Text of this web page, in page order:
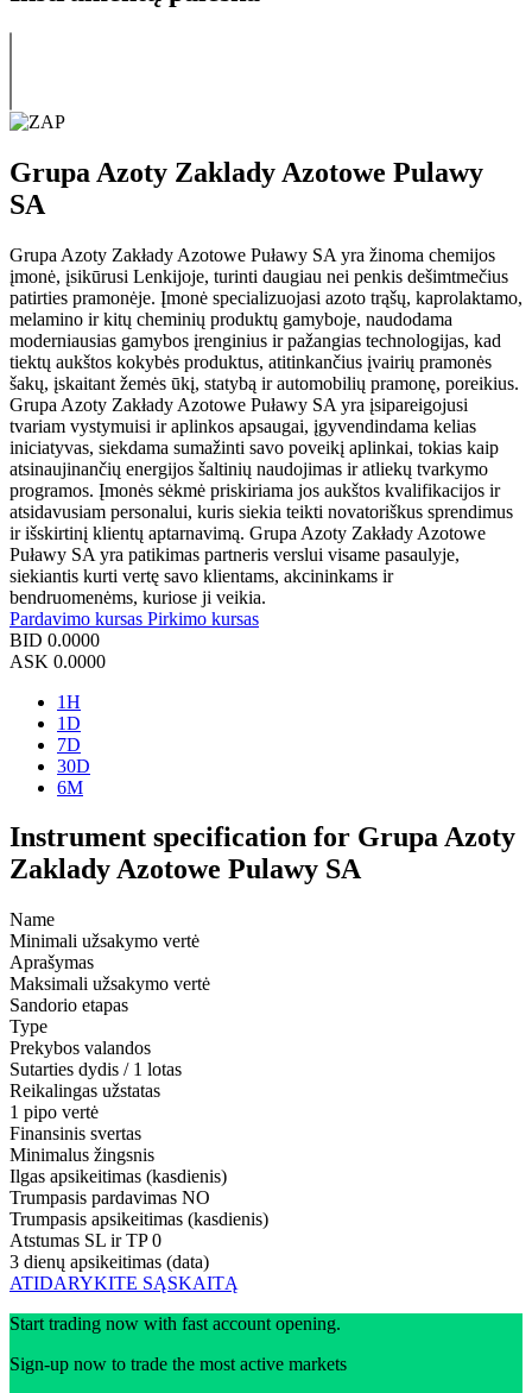
Grupa Azoty Zaklady Azotowe Pulawy
SA
Grupa Azoty Zakłady Azotowe Puławy SA yra žinoma chemijos
įmonė, įsikūrusi Lenkijoje, turinti daugiau nei penkis dešimtmečius
patirties pramonėje. Įmonė specializuojasi azoto trąšų, kaprolaktamo,
melamino ir kitų cheminių produktų gamyboje, naudodama
moderniausias gamybos įrenginius ir pažangias technologijas, kad
tiektų aukštos kokybės produktus, atitinkančius įvairių pramonės
šakų, įskaitant žemės ūkį, statybą ir automobilių pramonę, poreikius.
Grupa Azoty Zakłady Azotowe Puławy SA yra įsipareigojusi
tvariam vystymuisi ir aplinkos apsaugai, įgyvendindama kelias
iniciatyvas, siekdama sumažinti savo poveikį aplinkai, tokias kaip
atsinaujinančių energijos šaltinių naudojimas ir atliekų tvarkymo
programos. Įmonės sėkmė priskiriama jos aukštos kvalifikacijos ir
atsidavusiam personalui, kuris siekia teikti novatoriškus sprendimus
ir išskirtinį klientų aptarnavimą. Grupa Azoty Zakłady Azotowe
Puławy SA yra patikimas partneris verslui visame pasaulyje,
siekiantis kurti vertę savo klientams, akcininkams ir
bendruomenėms, kuriose ji veikia.
Pardavimo kursas Pirkimo kursas
BID 0.0000
ASK 0.0000
1H
1D
7D
30D
6M
Instrument specification for Grupa Azoty
Zaklady Azotowe Pulawy SA
Name
Minimali užsakymo vertė
Aprašymas
Maksimali užsakymo vertė
Sandorio etapas
Type
Prekybos valandos
Sutarties dydis / 1 lotas
Reikalingas užstatas
1 pipo vertė
Finansinis svertas
Minimalus žingsnis
Ilgas apsikeitimas (kasdienis)
Trumpasis pardavimas NO
Trumpasis apsikeitimas (kasdienis)
Atstumas SL ir TP 0
3 dienų apsikeitimas (data)
ATIDARYKITE SĄSKAITĄ
Start trading now with fast account opening.
Sign-up now to trade the most active markets